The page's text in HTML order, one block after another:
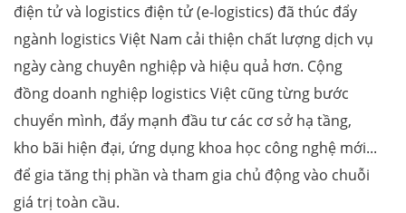
điện tử và logistics điện tử (e-logistics) đã thúc đẩy
ngành logistics Việt Nam cải thiện chất lượng dịch vụ
ngày càng chuyên nghiệp và hiệu quả hơn. Cộng
đồng doanh nghiệp logistics Việt cũng từng bước
chuyển mình, đẩy mạnh đầu tư các cơ sở hạ tầng,
kho bãi hiện đại, ứng dụng khoa học công nghệ mới...
để gia tăng thị phần và tham gia chủ động vào chuỗi
giá trị toàn cầu.